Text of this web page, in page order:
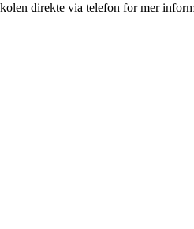
direkte via telefon for mer